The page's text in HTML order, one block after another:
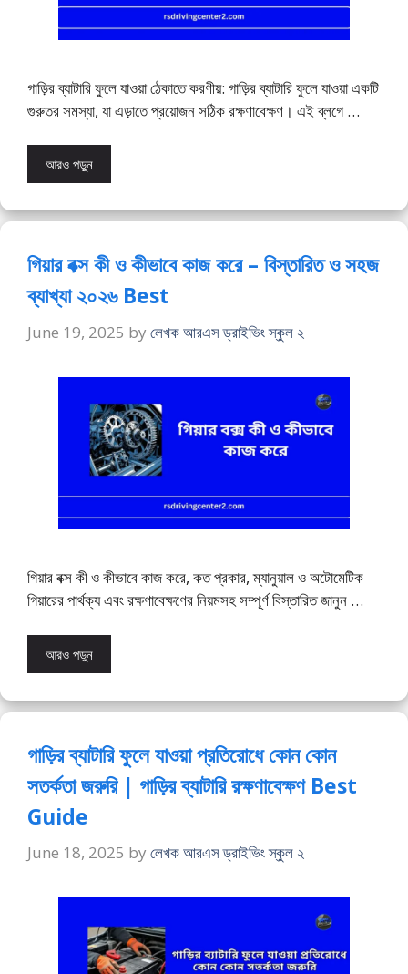
গাড়ির ব্যাটারি ফুলে যাওয়া ঠেকাতে করণীয়: গাড়ির ব্যাটারি ফুলে যাওয়া একটি
গুরুতর সমস্যা, যা এড়াতে প্রয়োজন সঠিক রক্ষণাবেক্ষণ। এই ব্লগে …
আরও পড়ুন
গিয়ার বক্স কী ও কীভাবে কাজ করে – বিস্তারিত ও সহজ
ব্যাখ্যা ২০২৬ Best
June 19, 2025 by লেখক আরএস ড্রাইভিং স্কুল ২
গিয়ার বক্স কী ও কীভাবে কাজ করে, কত প্রকার, ম্যানুয়াল ও অটোমেটিক
গিয়ারের পার্থক্য এবং রক্ষণাবেক্ষণের নিয়মসহ সম্পূর্ণ বিস্তারিত জানুন …
আরও পড়ুন
গাড়ির ব্যাটারি ফুলে যাওয়া প্রতিরোধে কোন কোন
সতর্কতা জরুরি | গাড়ির ব্যাটারি রক্ষণাবেক্ষণ Best
Guide
June 18, 2025 by লেখক আরএস ড্রাইভিং স্কুল ২